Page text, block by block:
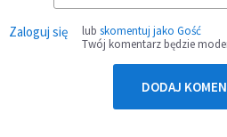
Zaloguj się lub skomentuj jako Gość
Twój komentarz będzie
DODAJ